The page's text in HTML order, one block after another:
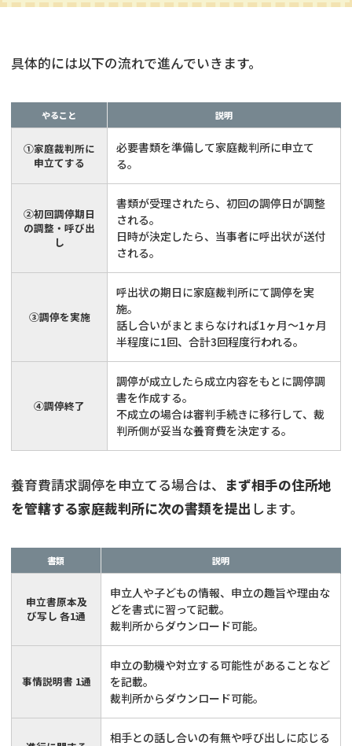
具体的には以下の流れで進んでいきます。
やること 説明
①家庭裁判所に
申立てする
必要書類を準備して家庭裁判所に申立て
る。
②初回調停期日
の調整・呼び出
し
書類が受理されたら、初回の調停日が調整
される。
日時が決定したら、当事者に呼出状が送付
される。
③調停を実施
呼出状の期日に家庭裁判所にて調停を実
施。
話し合いがまとまらなければ1ヶ月～1ヶ月
半程度に1回、合計3回程度行われる。
④調停終了
調停が成立したら成立内容をもとに調停調
書を作成する。
不成立の場合は審判手続きに移行して、裁
判所側が妥当な養育費を決定する。
養育費請求調停を申立てる場合は、 まず相手の住所地
を管轄する家庭裁判所に次の書類を提出 します。
書類 説明
申立書原本及
び写し 各1通
申立人や子どもの情報、申立の趣旨や理由な
どを書式に習って記載。
裁判所からダウンロード可能。
事情説明書 1通
申立の動機や対立する可能性があることなど
を記載。
裁判所からダウンロード可能。
相手との話し合いの有無や呼び出しに応じる